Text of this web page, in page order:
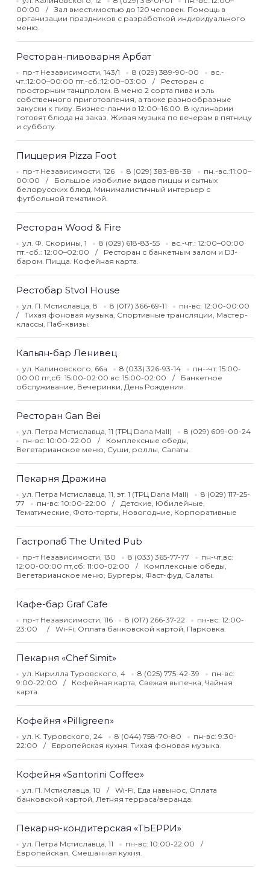
00:00
Зал вместимостью до 120 человек. Помощь в
организации праздников с разработкой индивидуального
меню.
Ресторан-пивоварня Арбат
пр-т Независимости, 143/1 8 (029) 389-90-00
вс.-
чт.:12:00–00:00 пт.-сб.:12:00–03:00
Ресторан с
просторным танцполом. В меню 2 сорта пива и эль
собственного приготовления, а также разнообразные
закуски к пиву. Бизнес-ланчи в 12:00–16:00. В кулинарии
готовят блюда на заказ. Живая музыка по вечерам в пятницу
и субботу.
Пиццерия Pizza Foot
пр-т Независимости, 126 8 (029) 383-88-38
пн.-вс.:11:00–
00:00
Большое изобилие видов пиццы и сытных
белорусских блюд. Минималистичный интерьер с
футбольной тематикой.
Ресторан Wood & Fire
ул. Ф. Скорины, 1 8 (029) 618-83-55
вс.-чт.: 12:00–00:00
пт.-сб.: 12:00–02:00
Ресторан с банкетным залом и DJ-
баром. Пицца. Кофейная карта.
Рестобар Stvol House
ул. П. Мстиславца, 8 8 (017) 366-69-11
пн-вс: 12:00-00:00
Тихая фоновая музыка, Спортивные трансляции, Мастер-
классы, Паб-квизы.
Кальян-бар Ленивец
ул. Калиновского, 66а 8 (033) 326-93-14
пн--чт: 15:00-
00:00 пт,сб: 15:00-02:00 вс: 15:00-02:00
Банкетное
обслуживание, Вечеринки, День Рождения.
Ресторан Gan Bei
ул. Петра Мстиславца, 11 (ТРЦ Dana Mall)
8 (029) 609-00-24
пн-вс: 10:00-22:00
Комплексные обеды,
Вегетарианское меню, Суши, роллы, Салаты.
Пекарня Дражина
ул. Петра Мстиславца, 11, эт. 1 (ТРЦ Dana Mall)
8 (029) 117-25-
77
пн-вс: 10:00-22:00
Детские, Юбилейные,
Тематические, Фото-торты, Новогодние, Корпоративные
Гастропаб The United Pub
пр-т Независимости, 130 8 (033) 365-77-77
пн-чт,вс:
12:00-00:00 пт,сб: 11:00-02:00
Комплексные обеды,
Вегетарианское меню, Бургеры, Фаст-фуд, Салаты.
Кафе-бар Graf Сafe
пр-т Независимости, 116 8 (017) 266-37-22
пн-вс: 12:00-
23:00
Wi-Fi, Оплата банковской картой, Парковка.
Пекарня «Chef Simit»
ул. Кирилла Туровского, 4 8 (025) 775-42-39
пн-вс:
9:00-22:00
Кофейная карта, Свежая выпечка, Чайная
карта.
Кофейня «Pilligreen»
ул. К. Туровского, 24 8 (044) 758-70-80
пн-вс: 9:30-
22:00
Европейская кухня. Тихая фоновая музыка.
Кофейня «Santorini Coffee»
ул. П. Мстиславца, 10
Wi-Fi, Еда навынос, Оплата
банковской картой, Летняя терраса/веранда.
Пекарня-кондитерская «ТЬЕРРИ»
ул. Петра Мстиславца, 11
пн-вс: 10:00-22:00
Европейская, Смешанная кухня.